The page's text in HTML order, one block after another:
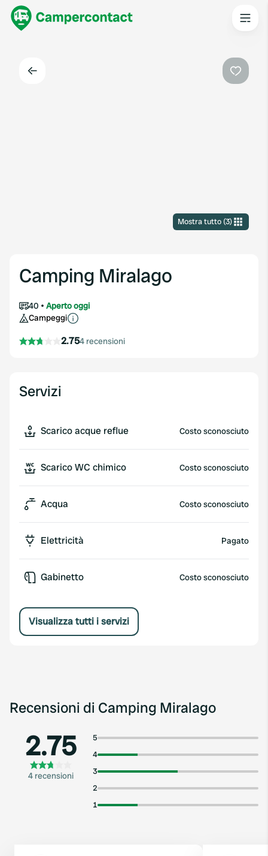
Mostra tutto(3)
Camping Miralago
40
Aperto oggi
Campeggi
2.754 recensioni
Servizi
Scarico acque reflue Costo sconosciuto
Scarico WC chimico Costo sconosciuto
Acqua Costo sconosciuto
Elettricità Pagato
Gabinetto Costo sconosciuto
Visualizza tutti i servizi
Recensioni di Camping Miralago
2.75
4 recensioni
5
4
3
2
1